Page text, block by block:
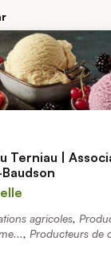
Terniau |
agricoles,
, Producteurs de